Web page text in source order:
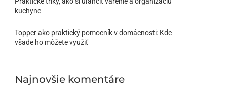
kuchyne
Topper ako praktický pomocník v domácnosti: Kde
všade ho môžete využiť
Najnovšie komentáre